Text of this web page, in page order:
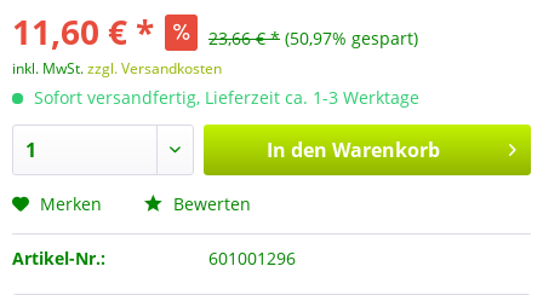
11,60 € * 23,66 € * (50,97% gespart)
inkl. MwSt.zzgl. Versandkosten
Sofort versandfertig, Lieferzeit ca. 1-3 Werktage
In den Warenkorb
Merken Bewerten
Artikel-Nr.: 601001296